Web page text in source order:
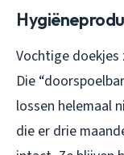
Vochtige
Die
lossen helemaal
die er drie